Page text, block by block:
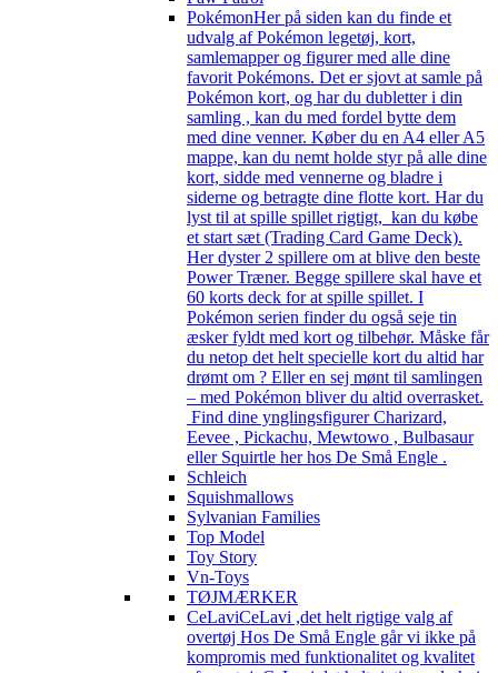
PokémonHer på siden kan du finde et
udvalg af Pokémon legetøj, kort,
samlemapper og figurer med alle dine
favorit Pokémons. Det er sjovt at samle på
Pokémon kort, og har du dubletter i din
samling , kan du med fordel bytte dem
med dine venner. Køber du en A4 eller A5
mappe, kan du nemt holde styr på alle dine
kort, sidde med vennerne og bladre i
siderne og betragte dine flotte kort. Har du
lyst til at spille spillet rigtigt, kan du købe
et start sæt (Trading Card Game Deck).
Her dyster 2 spillere om at blive den beste
Power Træner. Begge spillere skal have et
60 korts deck for at spille spillet. I
Pokémon serien finder du også seje tin
æsker fyldt med kort og tilbehør. Måske får
du netop det helt specielle kort du altid har
drømt om ? Eller en sej mønt til samlingen
– med Pokémon bliver du altid overrasket.
Find dine ynglingsfigurer Charizard,
Eevee , Pickachu, Mewtowo , Bulbasaur
eller Squirtle her hos De Små Engle .
Schleich
Squishmallows
Sylvanian Families
Top Model
Toy Story
Vn-Toys
TØJMÆRKER
CeLaviCeLavi ,det helt rigtige valg af
overtøj Hos De Små Engle går vi ikke på
kompromis med funktionalitet og kvalitet